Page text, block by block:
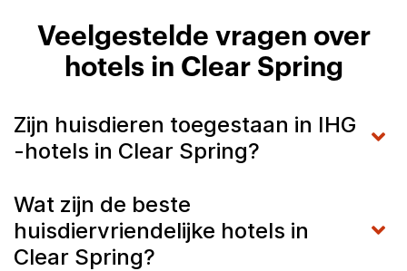
Veelgestelde vragen over
hotels in Clear Spring
Zijn huisdieren toegestaan in IHG
-hotels in Clear Spring?
Wat zijn de beste
huisdiervriendelijke hotels in
Clear Spring?